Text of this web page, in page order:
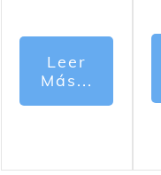
Leer
Más...